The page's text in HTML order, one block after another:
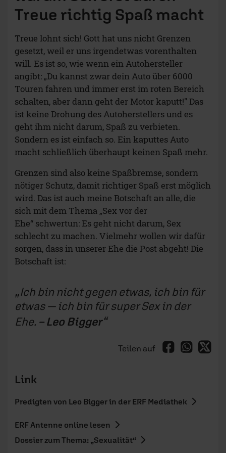
Treue richtig Spaß macht
Treue lohnt sich! Gott hat uns nicht Grenzen
gesetzt, weil er uns irgendetwas vorenthalten
will. Es ist so, wie wenn ein Autohersteller
angibt: „Du kannst zwar dein Auto über 6000
Touren fahren und immer erst im roten Bereich
schalten, aber dann geht der Motor kaputt!" Das
ist keine Drohung des Autoherstellers und es
geht ihm nicht darum, Spaß zu verbieten.
Sondern es ist einfach so. Ein kaputtes Auto
macht schließlich überhaupt keinen Spaß mehr.
Grenzen sind also keine Spaßbremse, sondern
nötiger Schutz, damit richtiger Spaß erst möglich
wird. Das ist auch meine Botschaft an alle, die
sich mit dem Thema „Sex vor der
Ehe“ schwertun: Es geht nicht darum, Sex
schlecht zu machen. Vielmehr wollen wir dafür
sorgen, dass in unserer Ehe die Post abgeht! Die
Botschaft ist:
Ich bin nicht gegen etwas, ich bin für
etwas — ich bin für super Sex in der
Ehe. – Leo Bigger
Teilen auf
Link
Predigten von Leo Bigger in der ERF Mediathek
ERF Antenne online lesen
Dossier zum Thema: „Sexualität“